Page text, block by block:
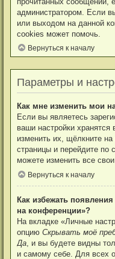
администратором. Если
или выходом на данной
cookies может помочь.
Вернуться к началу
Параметры и
Как мне изменить мои
Если вы являетесь
ваши настройки
изменить их, щёлкните
страницы и перейдите по
можете изменить все
Вернуться к началу
Как избежать
на конференции»?
На вкладке «Личные
опциюСкрывать моё
Да , и вы будете видны
и самому себе. Для всех